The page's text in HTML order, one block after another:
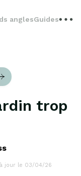
anglesGuides
trop
jour le 03/04/26